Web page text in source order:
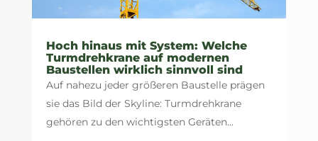
Hoch hinaus mit System: Welche
Turmdrehkrane auf modernen
Baustellen wirklich sinnvoll sind
Auf nahezu jeder größeren Baustelle prägen
sie das Bild der Skyline: Turmdrehkrane
gehören zu den wichtigsten Geräten...